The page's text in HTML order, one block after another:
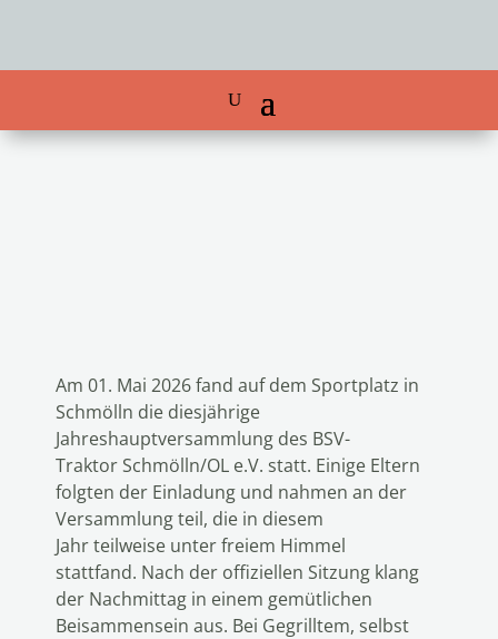
Am 01. Mai 2026 fand auf dem Sportplatz in
Schmölln die diesjährige
Jahreshauptversammlung des BSV-
Traktor Schmölln/OL e.V. statt. Einige Eltern
folgten der Einladung und nahmen an der
Versammlung teil, die in diesem
Jahr teilweise unter freiem Himmel
stattfand. Nach der offiziellen Sitzung klang
der Nachmittag in einem gemütlichen
Beisammensein aus. Bei Gegrilltem, selbst